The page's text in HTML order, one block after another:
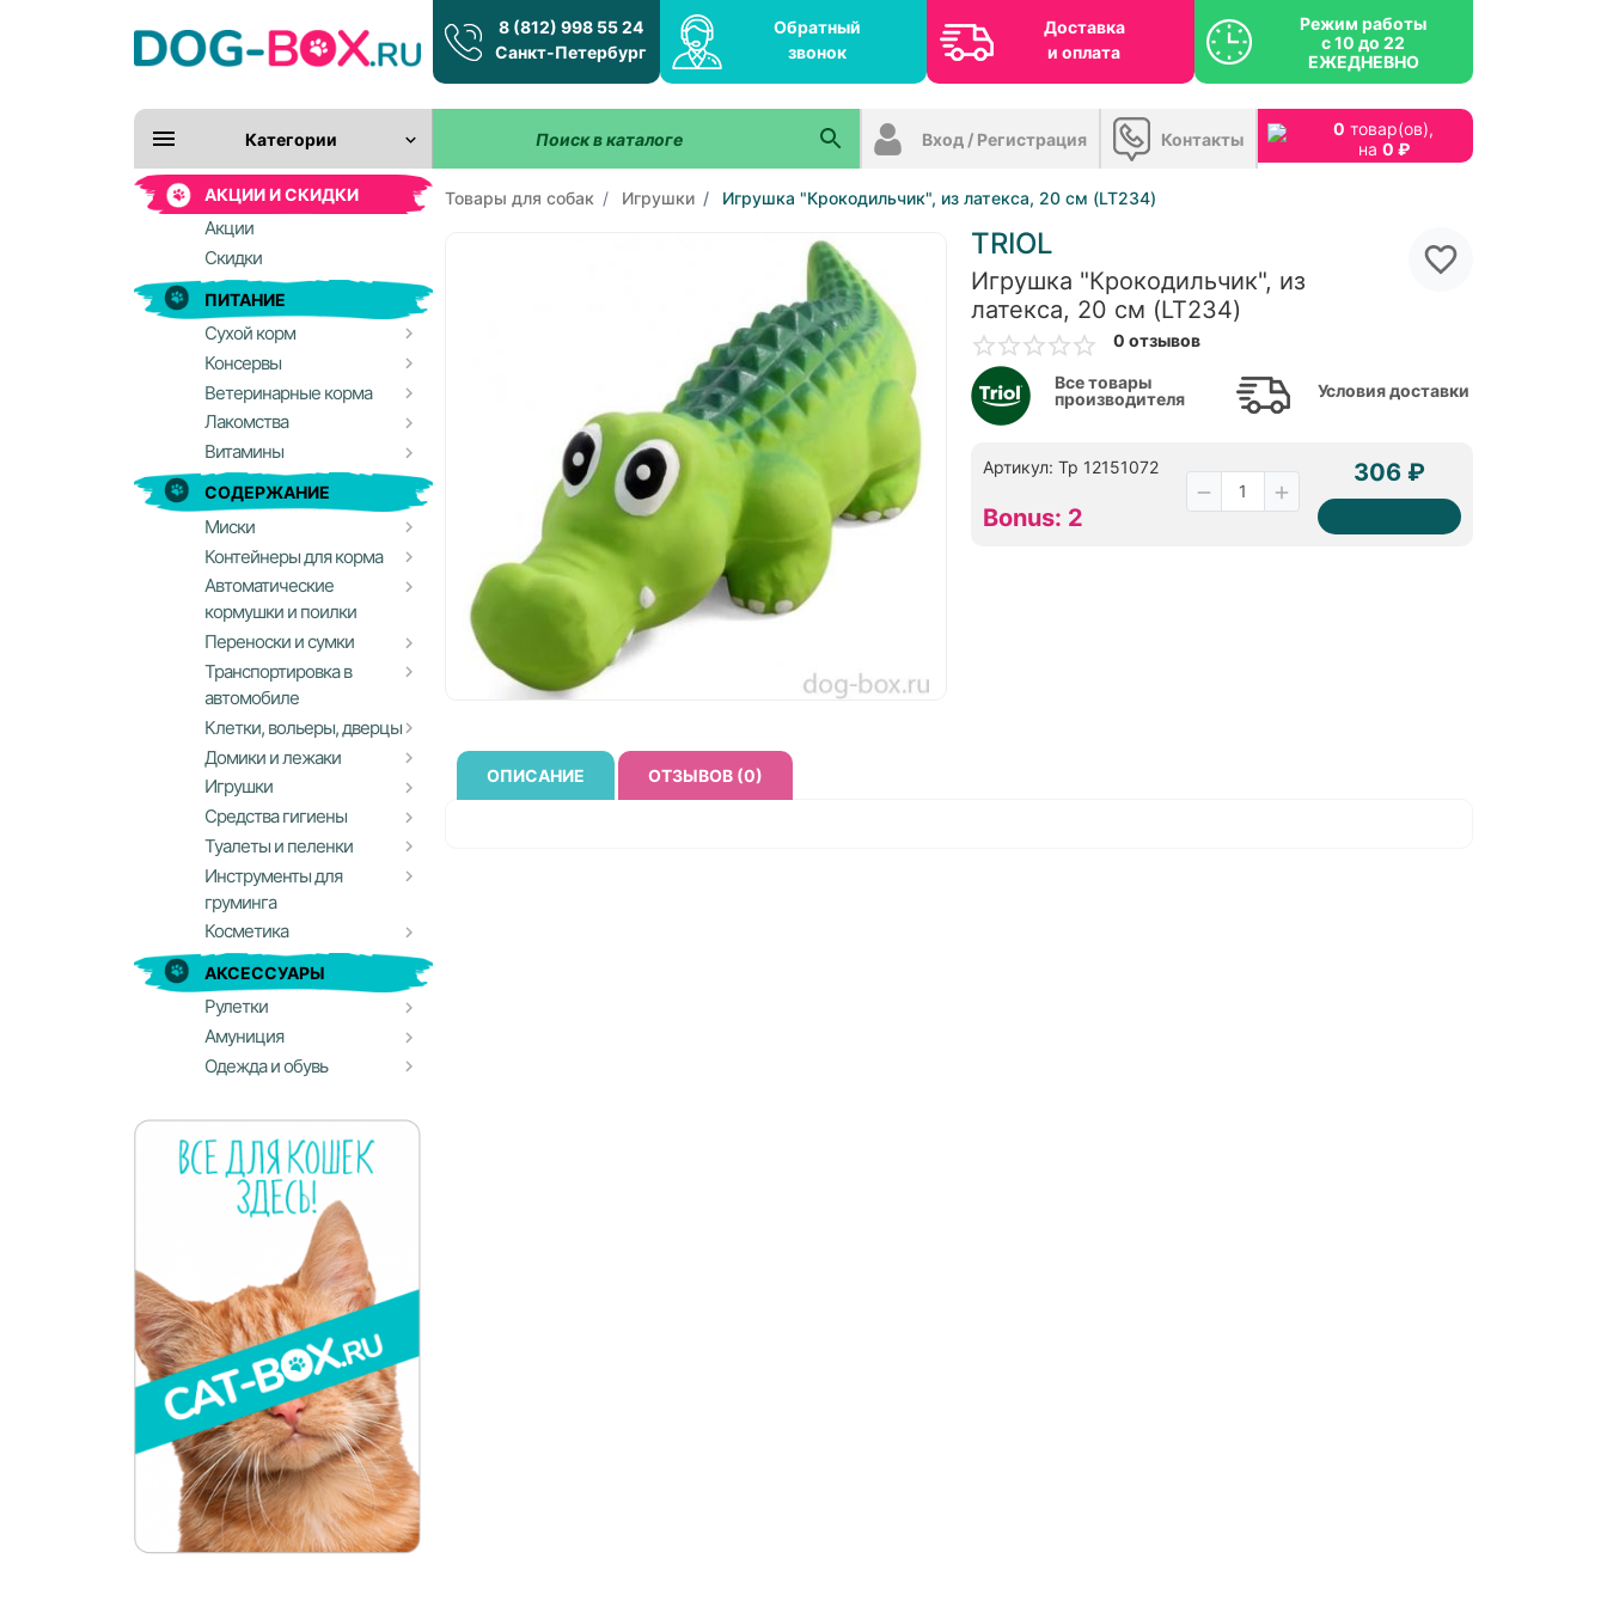
8 (812) 998 55 24
Санкт-Петербург
Обратный
звонок
Доставка
и оплата
Режим работы
с 10 до 22
ЕЖЕДНЕВНО
0 товар(ов),
на 0 ₽
Категории
АКЦИИ И СКИДКИ
Акции
Скидки
ПИТАНИЕ
Сухой корм
Консервы
Ветеринарные корма
Лакомства
Витамины
СОДЕРЖАНИЕ
Миски
Контейнеры для корма
Автоматические
кормушки и поилки
Переноски и сумки
Транспортировка в
автомобиле
Клетки, вольеры, дверцы
Домики и лежаки
Игрушки
Средства гигиены
Туалеты и пеленки
Инструменты для
груминга
Косметика
АКСЕССУАРЫ
Рулетки
Амуниция
Одежда и обувь
Вход / Регистрация Контакты
Товары для собак Игрушки Игрушка "Крокодильчик", из латекса, 20 см (LT234)
TRIOL
Игрушка "Крокодильчик", из
латекса, 20 см (LT234)
0 отзывов
Все товары
производителя
Условия доставки
Артикул: Тр 12151072
Bonus: 2
306 ₽
ОПИСАНИЕ ОТЗЫВОВ (0)